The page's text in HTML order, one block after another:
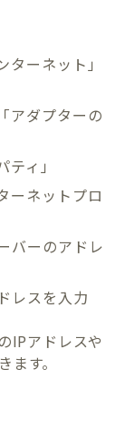
ーネット」
アダプターの
ィ」
ーネットプロ
バーのアドレ
レスを入力
IPアドレスや
す。